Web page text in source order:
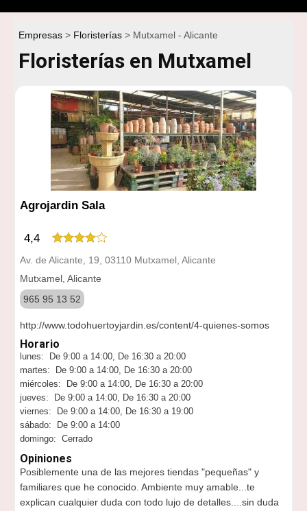
Empresas Floristerías Mutxamel - Alicante
Floristerías en Mutxamel
Agrojardin Sala
4,4
Av. de Alicante, 19, 03110 Mutxamel, Alicante
Mutxamel, Alicante
965 95 13 52
http://www.todohuertoyjardin.es/content/4-quienes-somos
Horario
lunes: De 9:00 a 14:00, De 16:30 a 20:00
martes: De 9:00 a 14:00, De 16:30 a 20:00
miércoles: De 9:00 a 14:00, De 16:30 a 20:00
jueves: De 9:00 a 14:00, De 16:30 a 20:00
viernes: De 9:00 a 14:00, De 16:30 a 19:00
sábado: De 9:00 a 14:00
domingo: Cerrado
Opiniones
Posiblemente una de las mejores tiendas "pequeñas" y
familiares que he conocido. Ambiente muy amable...te
explican cualquier duda con todo lujo de detalles....sin duda